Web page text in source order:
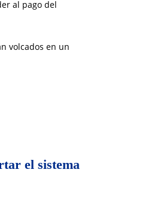
al pago del
volcados en un
el sistema